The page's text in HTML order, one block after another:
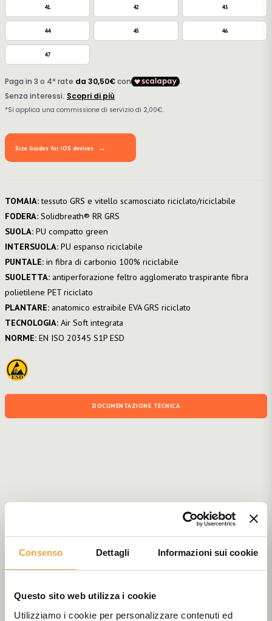
Consenso Dettagli Informazioni sui cookie
Questo sito web utilizza i cookie
Utilizziamo i cookie per personalizzare contenuti ed
41 42 43
44 45 46
47
Size Guides for iOS devices
TOMAIA:tessuto GRS e vitello scamosciato riciclato/riciclabile
FODERA: Solidbreath® RR GRS
SUOLA: PU compatto green
INTERSUOLA: PU espanso riciclabile
PUNTALE: in fibra di carbonio 100% riciclabile
SUOLETTA: antiperforazione feltro agglomerato traspirante fibra
polietilene PET riciclato
PLANTARE: anatomico estraibile EVA GRS riciclato
TECNOLOGIA: Air Soft integrata
NORME: EN ISO 20345 S1P ESD
DOCUMENTAZIONE TECNICA